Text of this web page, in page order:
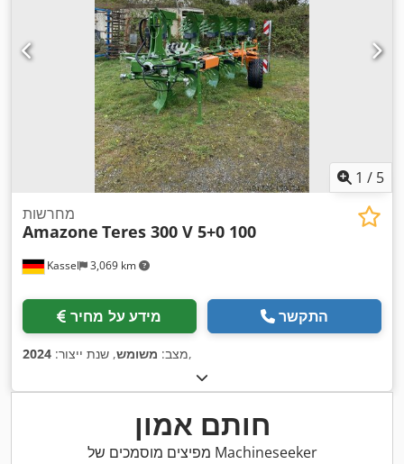
1 / 5
Kassel 3,069 km
מחרשות
Amazone Teres 300 V 5+0 100
מידע על מחיר התקשר
מצב: משומש, שנת ייצור: 2024 ,
חותם אמון
מפיצים מוסמכים של Machineseeker